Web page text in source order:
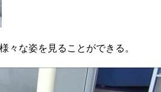
々な姿を見ることができる。